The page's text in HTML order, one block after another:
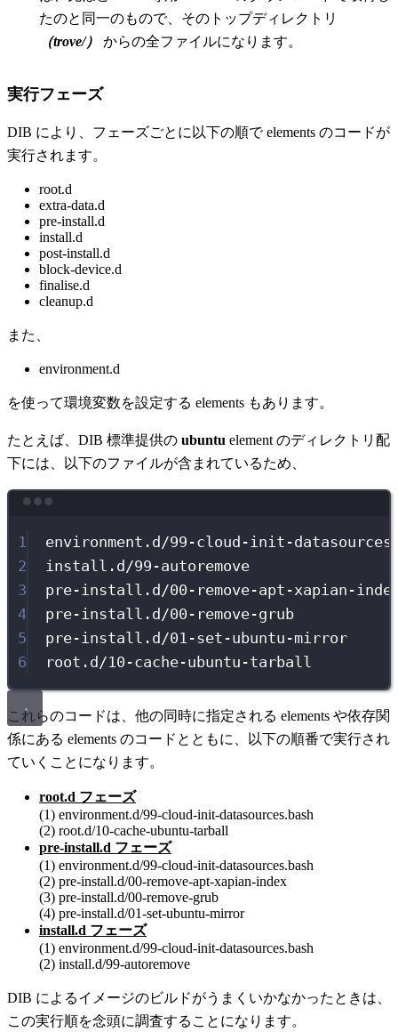
たのと同一のもので、そのトップディレクトリ
（trove/）
からの全ファイルになります。
実行フェーズ
DIB により、フェーズごとに以下の順で elements のコードが
実行されます。
root.d
extra-data.d
pre-install.d
install.d
post-install.d
block-device.d
finalise.d
cleanup.d
また、
environment.d
を使って環境変数を設定する elements もあります。
たとえば、DIB 標準提供の ubuntu element のディレクトリ配
下には、以下のファイルが含まれているため、
1
environment.d/99-cloud-init-
2
install.d/99-autoremove
3
pre-install.d/00-remove-apt-xapian-
4
pre-install.d/00-remove-grub
5
pre-install.d/01-set-ubuntu-mirror
6
root.d/10-cache-ubuntu-tarball
これらのコードは、他の同時に指定される elements や依存関
係にある elements のコードとともに、以下の順番で実行され
ていくことになります。
root.d フェーズ
(1) environment.d/99-cloud-init-datasources.bash
(2) root.d/10-cache-ubuntu-tarball
pre-install.d フェーズ
(1) environment.d/99-cloud-init-datasources.bash
(2) pre-install.d/00-remove-apt-xapian-index
(3) pre-install.d/00-remove-grub
(4) pre-install.d/01-set-ubuntu-mirror
install.d フェーズ
(1) environment.d/99-cloud-init-datasources.bash
(2) install.d/99-autoremove
DIB によるイメージのビルドがうまくいかなかったときは、
この実行順を念頭に調査することになります。